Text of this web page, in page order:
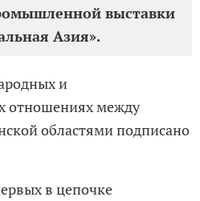
выставки
Азия».
и
отношениях между
областями подписано
в цепочке